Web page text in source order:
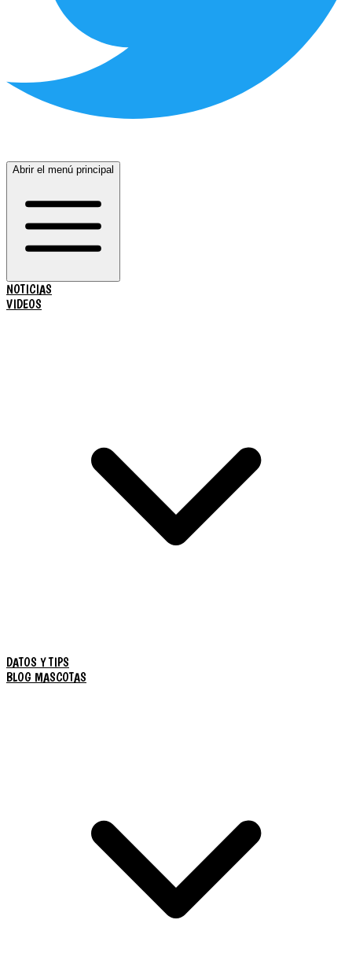
Abrir el menú principal
NOTICIAS
VIDEOS
DATOS Y TIPS
BLOG MASCOTAS